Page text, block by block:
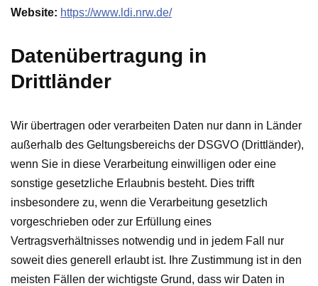
Website: https://www.ldi.nrw.de/
Datenübertragung in
Drittländer
Wir übertragen oder verarbeiten Daten nur dann in Länder
außerhalb des Geltungsbereichs der DSGVO (Drittländer),
wenn Sie in diese Verarbeitung einwilligen oder eine
sonstige gesetzliche Erlaubnis besteht. Dies trifft
insbesondere zu, wenn die Verarbeitung gesetzlich
vorgeschrieben oder zur Erfüllung eines
Vertragsverhältnisses notwendig und in jedem Fall nur
soweit dies generell erlaubt ist. Ihre Zustimmung ist in den
meisten Fällen der wichtigste Grund, dass wir Daten in